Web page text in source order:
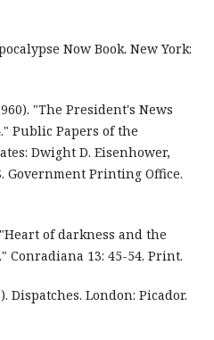
Now Book. New York:
"The President's News
Public Papers of the
Dwight D. Eisenhower,
Government Printing Office.
of darkness and the
Conradiana 13: 45-54. Print.
Dispatches. London: Picador.